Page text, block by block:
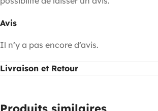
Avis
Il n’y a pas encore d’avis.
Livraison et Retour